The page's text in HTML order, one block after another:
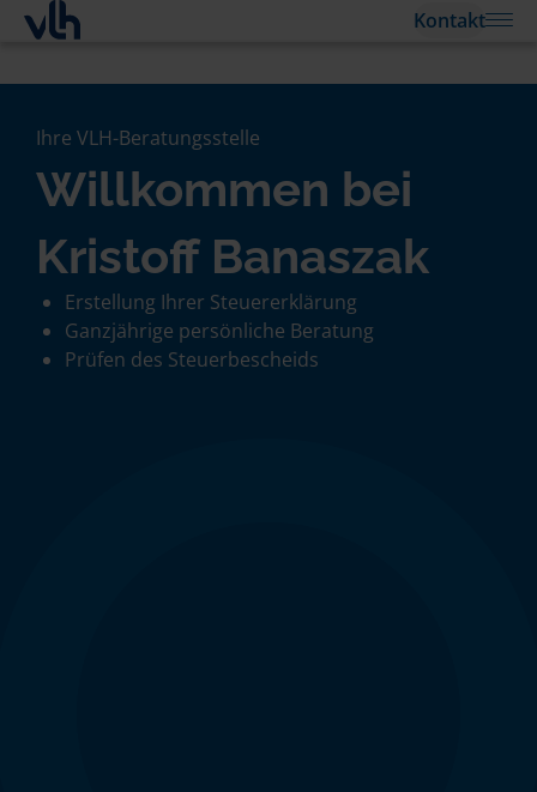
Kontakt
Ihre VLH-Beratungsstelle
Willkommen bei
Kristoff Banaszak
Erstellung Ihrer Steuererklärung
Ganzjährige persönliche Beratung
Prüfen des Steuerbescheids